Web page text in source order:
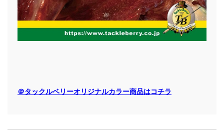
＠タックルベリーオリジナルカラー商品はコチラ